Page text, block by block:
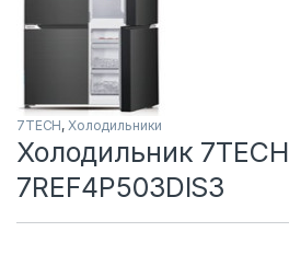
7TECH,Холодильники
Холодильник 7TECH
7REF4P503DIS3